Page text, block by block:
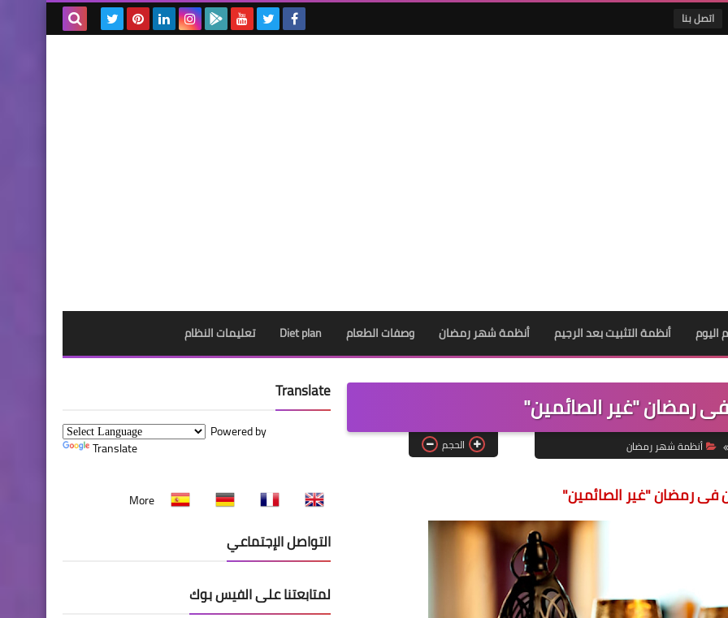
اتصل بنا
اليوم أنظمة التثبيت بعد الرجيم أنظمة شهر رمضان وصفات الطعام Diet plan تعليمات النظام
رمضان "غير الصائمين"
أنظمة شهر رمضان الحجم
فى رمضان "غير الصائمين"
Translate
Powered by
Translate
More
التواصل الإجتماعي
لمتابعتنا على الفيس بوك